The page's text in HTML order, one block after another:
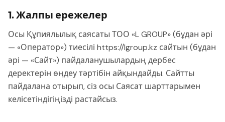
1. Жалпы ережелер
Осы Құпиялылық саясаты ТОО «L GROUP» (бұдан әрі
— «Оператор») тиесілі https://lgroup.kz сайтын (бұдан
әрі — «Сайт») пайдаланушылардың дербес
деректерін өңдеу тәртібін айқындайды. Сайтты
пайдалана отырып, сіз осы Саясат шарттарымен
келісетіндігіңізді растайсыз.